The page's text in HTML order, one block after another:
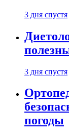
3 дня спустя
3 дня спустя
погоды